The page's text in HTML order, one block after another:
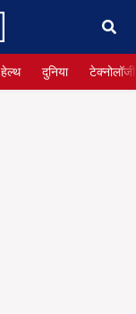
हेल्थ दुनिया टेक्नोलॉजी